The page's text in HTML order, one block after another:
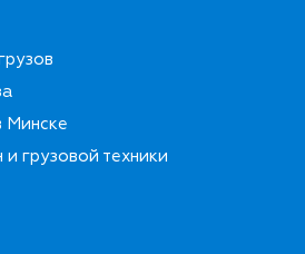
Минске
грузовой техники